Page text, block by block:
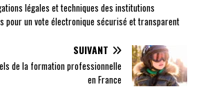
légales et techniques des institutions
pour un vote électronique sécurisé et transparent
SUIVANT
de la formation professionnelle
en France